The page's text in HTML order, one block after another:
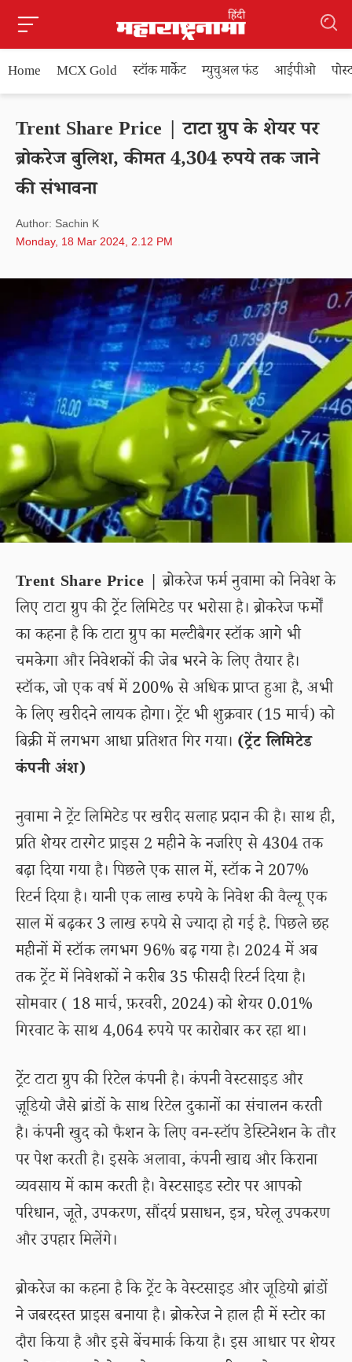
Home MCX Gold स्टॉक मार्केट म्युचुअल फंड आईपीओ
Trent Share Price | टाटा ग्रुप के शेयर पर
ब्रोकरेज बुलिश, कीमत 4,304 रुपये तक जाने
की संभावना
Author: Sachin K
Monday, 18 Mar 2024, 2.12 PM
Trent Share Price | ब्रोकरेज फर्म नुवामा को निवेश के
लिए टाटा ग्रुप की ट्रेंट लिमिटेड पर भरोसा है। ब्रोकरेज फर्मों
का कहना है कि टाटा ग्रुप का मल्टीबैगर स्टॉक आगे भी
चमकेगा और निवेशकों की जेब भरने के लिए तैयार है।
स्टॉक, जो एक वर्ष में 200% से अधिक प्राप्त हुआ है, अभी
के लिए खरीदने लायक होगा। ट्रेंट भी शुक्रवार (15 मार्च) को
बिक्री में लगभग आधा प्रतिशत गिर गया। (ट्रेंट लिमिटेड
कंपनी अंश)
नुवामा ने ट्रेंट लिमिटेड पर खरीद सलाह प्रदान की है। साथ ही,
प्रति शेयर टारगेट प्राइस 2 महीने के नजरिए से 4304 तक
बढ़ा दिया गया है। पिछले एक साल में, स्टॉक ने 207%
रिटर्न दिया है। यानी एक लाख रुपये के निवेश की वैल्यू एक
साल में बढ़कर 3 लाख रुपये से ज्यादा हो गई है. पिछले छह
महीनों में स्टॉक लगभग 96% बढ़ गया है। 2024 में अब
तक ट्रेंट में निवेशकों ने करीब 35 फीसदी रिटर्न दिया है।
सोमवार ( 18 मार्च, फ़रवरी, 2024) को शेयर 0.01%
गिरवाट के साथ 4,064 रुपये पर कारोबार कर रहा था।
ट्रेंट टाटा ग्रुप की रिटेल कंपनी है। कंपनी वेस्टसाइड और
ज़ूडियो जैसे ब्रांडों के साथ रिटेल दुकानों का संचालन करती
है। कंपनी खुद को फैशन के लिए वन-स्टॉप डेस्टिनेशन के तौर
पर पेश करती है। इसके अलावा, कंपनी खाद्य और किराना
व्यवसाय में काम करती है। वेस्टसाइड स्टोर पर आपको
परिधान, जूते, उपकरण, सौंदर्य प्रसाधन, इत्र, घरेलू उपकरण
और उपहार मिलेंगे।
ब्रोकरेज का कहना है कि ट्रेंट के वेस्टसाइड और जूडियो ब्रांडों
ने जबरदस्त प्राइस बनाया है। ब्रोकरेज ने हाल ही में स्टोर का
दौरा किया है और इसे बेंचमार्क किया है। इस आधार पर शेयर